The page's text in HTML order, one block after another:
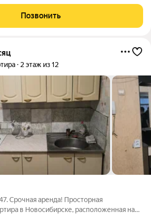
Позвонить
2 этаж из 12
Срочная аренда! Просторная
в Новосибирске, расположенная на